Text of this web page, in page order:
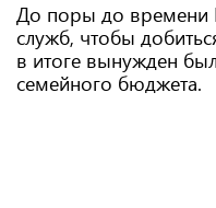
До поры до времени
служб, чтобы
в итоге вынужден
семейного бюджета.